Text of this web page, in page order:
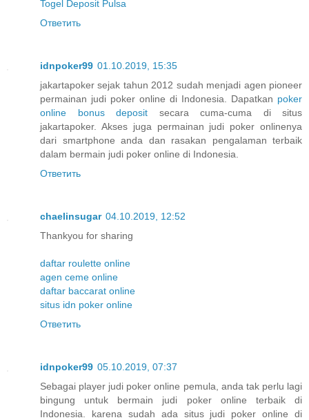
Togel Deposit Pulsa
Ответить
idnpoker99 01.10.2019, 15:35
jakartapoker sejak tahun 2012 sudah menjadi agen pioneer
permainan judi poker online di Indonesia. Dapatkan poker
online bonus deposit secara cuma-cuma di situs
jakartapoker. Akses juga permainan judi poker onlinenya
dari smartphone anda dan rasakan pengalaman terbaik
dalam bermain judi poker online di Indonesia.
Ответить
chaelinsugar 04.10.2019, 12:52
Thankyou for sharing
daftar roulette online
agen ceme online
daftar baccarat online
situs idn poker online
Ответить
idnpoker99 05.10.2019, 07:37
Sebagai player judi poker online pemula, anda tak perlu lagi
bingung untuk bermain judi poker online terbaik di
Indonesia. karena sudah ada situs judi poker online di